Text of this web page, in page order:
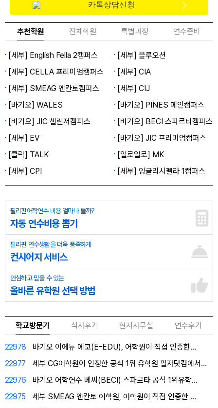
카톡상담신청
추천학원 전체학원 특별과정 연수준비
[세부] English Fella 2캠퍼스
[세부] 블루오션
[세부] CELLA 프리미엄캠퍼스
[세부] CIA
[세부] SMEAG 엔칸토캠퍼스
[세부] CIJ
[바기오] WALES
[바기오] PINES 메인캠퍼스
[바기오] JIC 챌린저캠퍼스
[바기오] BECI 스파르타캠퍼스
[세부] EV
[바기오] JIC 프리미엄캠퍼스
[클락] TALK
[일로일로] MK
[세부] CPI
[세부] 잉글리시펠라 1캠퍼스
필리핀어학연수 비용 얼마나 들까?
자동 연수비용 뽑기
필리핀 연수생활을 더욱 풍족하게
컨시어지 서비스
안심하고 믿을 수 있는
올바른 유학원 선택 방법
학교방문기 식사후기 현지사무실 연수후기
22978
바기오 이에듀 에코(E-EDU), 어학원이 직접 인증한…
22977
세부 CG어학원이 인정한 공식 1위 유학원 필자닷컴에서…
22976
바기오 어학연수 베씨(BECI) 스파르타 공식 1위유학…
22975
세부 SMEAG 엔칸토 어학원, 어학원이 직접 인증한 …